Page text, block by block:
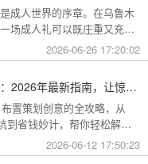
成人世界的序章。在乌鲁木
场成人礼可以既庄重又充满
仪式到现代派对的多种可
种。
2026-06-26 17:20:02
广州生日布置策划创意全攻略：2026年最新指南，让惊喜成为最难忘的记忆
置策划创意的全攻略，从
到省钱妙计，帮你轻松解锁
2026-06-12 17:50:23